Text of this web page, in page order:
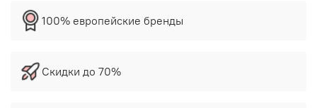
100% европейские бренды
Скидки до 70%